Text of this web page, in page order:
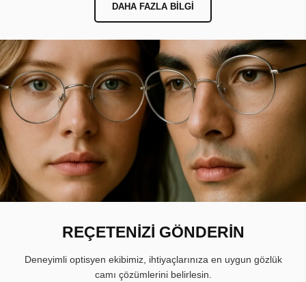
DAHA FAZLA BILGI
REÇETENİZİ GÖNDERİN
Deneyimli optisyen ekibimiz, ihtiyaçlarınıza en uygun gözlük
camı çözümlerini belirlesin.